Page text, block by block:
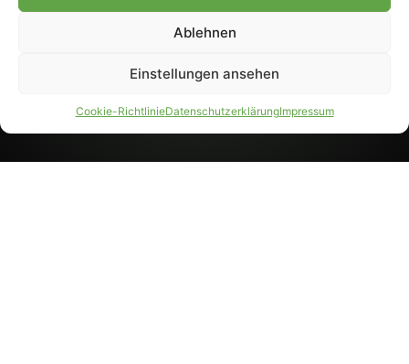
Ablehnen
Einstellungen ansehen
Cookie-RichtlinieDatenschutzerklärungImpressum
Genehmigung.
PARTNER WERDEN
AGB